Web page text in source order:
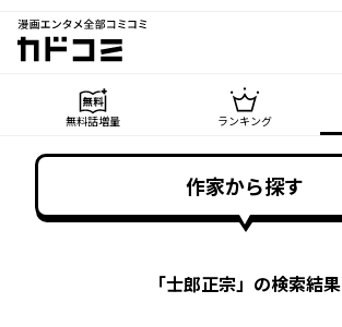
漫画エンタメ全部コミコミ
カドコミ
無料話増量 ランキング
作家から探す
「士郎正宗」の検索結果